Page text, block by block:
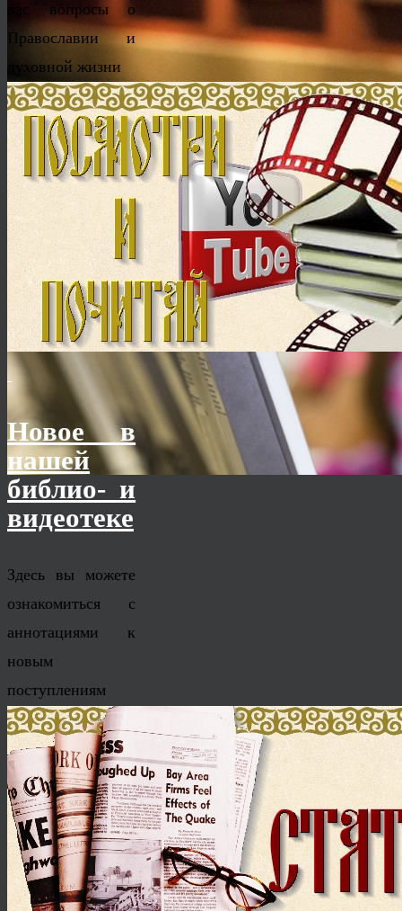
вас вопросы о
Православии и
духовной жизни
Новое в
нашей
библио- и
видеотеке
Здесь вы можете
ознакомиться с
аннотациями к
новым
поступлениям